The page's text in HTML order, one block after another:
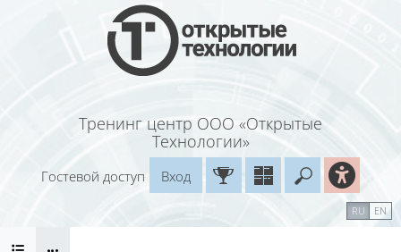
Перейти к основному содержанию
Тренинг центр ООО «Открытые
Технологии»
Введите
Гостевой доступ
Вход
RU EN
Блоки